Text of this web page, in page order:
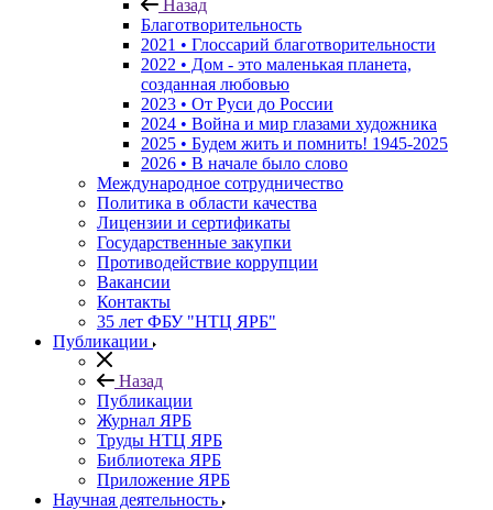
Назад
Благотворительность
2021 • Глоссарий благотворительности
2022 • Дом - это маленькая планета,
созданная любовью
2023 • От Руси до России
2024 • Война и мир глазами художника
2025 • Будем жить и помнить! 1945-2025
2026 • В начале было слово
Международное сотрудничество
Политика в области качества
Лицензии и сертификаты
Государственные закупки
Противодействие коррупции
Вакансии
Контакты
35 лет ФБУ "НТЦ ЯРБ"
Публикации
Назад
Публикации
Журнал ЯРБ
Труды НТЦ ЯРБ
Библиотека ЯРБ
Приложение ЯРБ
Научная деятельность